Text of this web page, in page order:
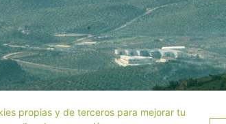
propias y de terceros para mejorar tu